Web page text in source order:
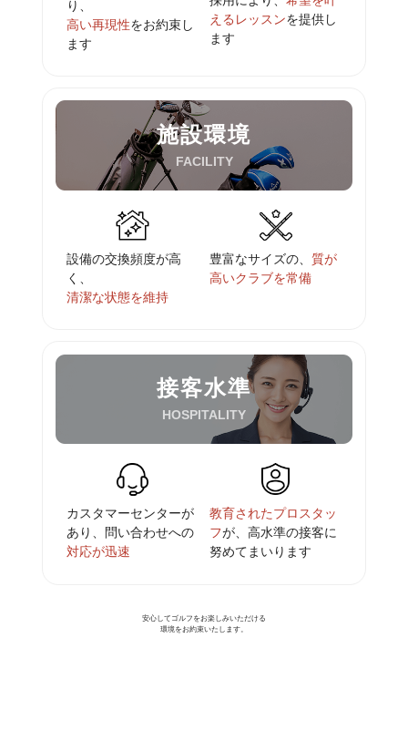
り、
高い再現性をお約束し
ます
えるレッスンを提供し
ます
施設環境
FACILITY
設備の交換頻度が高
く、
清潔な状態を維持
豊富なサイズの、質が
高いクラブを常備
接客水準
HOSPITALITY
カスタマーセンターが
あり、 問い合わせへの
対応が迅速
教育されたプロスタッ
フが、高水準の接客に
努めてまいります
安心してゴルフをお楽しみいただける
環境をお約束いたします。